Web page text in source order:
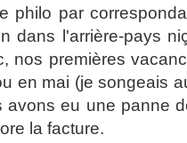
philo par
dans l'arrière-pays
nos premières
en mai (je songeais
avons eu une panne
la facture.